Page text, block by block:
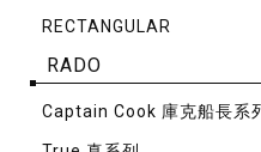
RECTANGULAR
RADO
Captain Cook 庫克船長系